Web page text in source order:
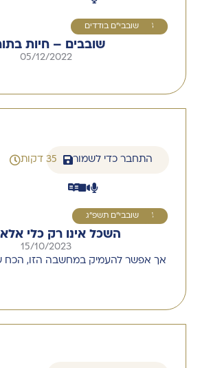
3 שובבי"ם בודדים
שובבים – חיות
05/12/2022
התחבר כדי לשמור 35 דקות
4 שובבי''ם תשפ"ג
השכל אינו רק כלי אלא
15/10/2023
אך אפשר להעמיק במחשבה הזו, הכח